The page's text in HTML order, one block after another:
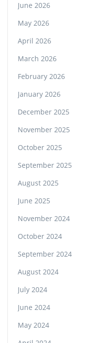
June 2026
May 2026
April 2026
March 2026
February 2026
January 2026
December 2025
November 2025
October 2025
September 2025
August 2025
June 2025
November 2024
October 2024
September 2024
August 2024
July 2024
June 2024
May 2024